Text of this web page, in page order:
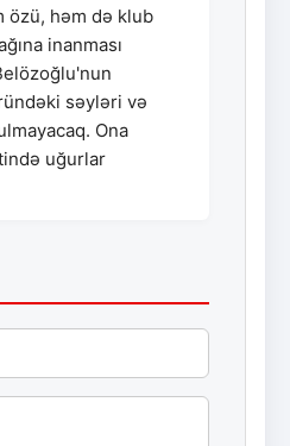
özü, həm də klub
inanması
səyləri və
Ona
uğurlar